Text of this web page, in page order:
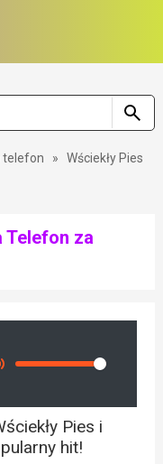
telefon »
Wściekły Pies
Telefon za
Volume
Pies i
hit!